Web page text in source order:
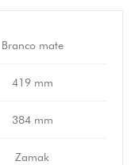
Branco mate
419 mm
384 mm
Zamak